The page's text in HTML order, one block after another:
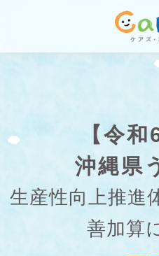
【令和
沖縄県
生産性向上推進
善加算